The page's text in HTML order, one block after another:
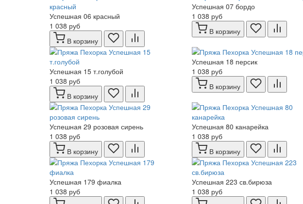
Успешная 06 красный
1 038 руб
В корзину
Успешная 07 бордо
1 038 руб
В корзину
Успешная 15 т.голубой
1 038 руб
В корзину
Успешная 18 персик
1 038 руб
В корзину
Успешная 29 розовая сирень
1 038 руб
В корзину
Успешная 80 канарейка
1 038 руб
В корзину
Успешная 179 фиалка
1 038 руб
Успешная 223 св.бирюза
1 038 руб